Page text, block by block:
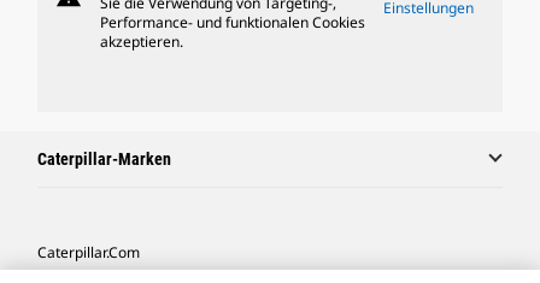
Performance- und funktionalen Cookies
akzeptieren.
Einstellungen
Caterpillar-Marken
Caterpillar.com